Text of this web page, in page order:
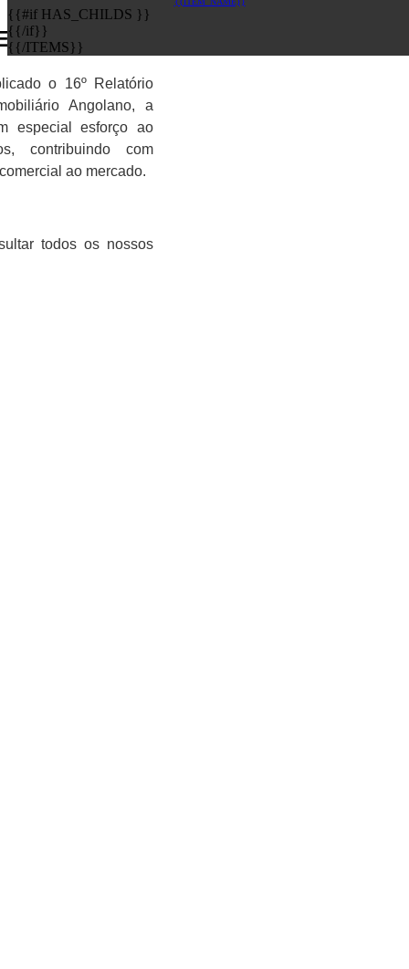
{{#if HAS_CHILDS }}
{{/if}}
{{/ITEMS}}
o 16º Relatório
Angolano, a
especial esforço ao
contribuindo com
ao mercado.
todos os nossos